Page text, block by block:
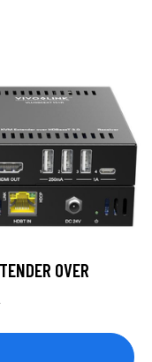
OVER